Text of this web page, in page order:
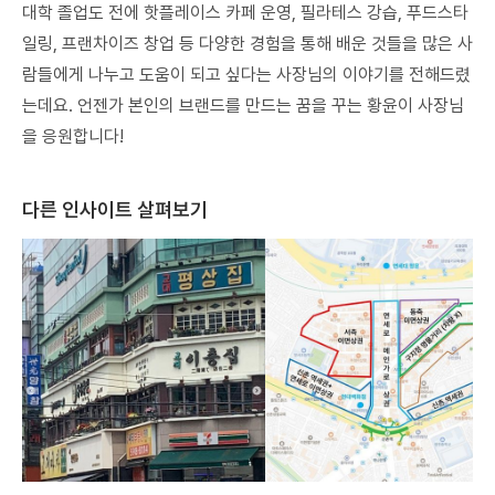
대학 졸업도 전에 핫플레이스 카페 운영, 필라테스 강습, 푸드스타
일링, 프랜차이즈 창업 등 다양한 경험을 통해 배운 것들을 많은 사
람들에게 나누고 도움이 되고 싶다는 사장님의 이야기를 전해드렸
는데요. 언젠가 본인의 브랜드를 만드는 꿈을 꾸는 황윤이 사장님
을 응원합니다!
다른 인사이트 살펴보기